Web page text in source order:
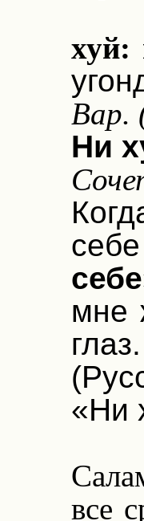
хуй:
Вар.
Ни
себе
мне
«Ни
все